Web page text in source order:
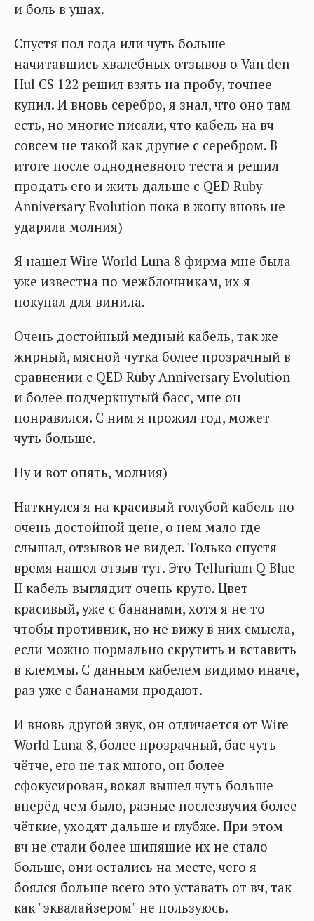
и боль в ушах.
Спустя пол года или чуть больше
начитавшись хвалебных отзывов о Van den
Hul CS 122 решил взять на пробу, точнее
купил. И вновь серебро, я знал, что оно там
есть, но многие писали, что кабель на вч
совсем не такой как другие с серебром. В
итоге после однодневного теста я решил
продать его и жить дальше с QED Ruby
Anniversary Evolution пока в жопу вновь не
ударила молния)
Я нашел Wire World Luna 8 фирма мне была
уже известна по межблочникам, их я
покупал для винила.
Очень достойный медный кабель, так же
жирный, мясной чутка более прозрачный в
сравнении с QED Ruby Anniversary Evolution
и более подчеркнутый басс, мне он
понравился. С ним я прожил год, может
чуть больше.
Ну и вот опять, молния)
Наткнулся я на красивый голубой кабель по
очень достойной цене, о нем мало где
слышал, отзывов не видел. Только спустя
время нашел отзыв тут. Это Tellurium Q Blue
II кабель выглядит очень круто. Цвет
красивый, уже с бананами, хотя я не то
чтобы противник, но не вижу в них смысла,
если можно нормально скрутить и вставить
в клеммы. С данным кабелем видимо иначе,
раз уже с бананами продают.
И вновь другой звук, он отличается от Wire
World Luna 8, более прозрачный, бас чуть
чётче, его не так много, он более
сфокусирован, вокал вышел чуть больше
вперёд чем было, разные послезвучия более
чёткие, уходят дальше и глубже. При этом
вч не стали более шипящие их не стало
больше, они остались на месте, чего я
боялся больше всего это уставать от вч, так
как "эквалайзером" не пользуюсь.